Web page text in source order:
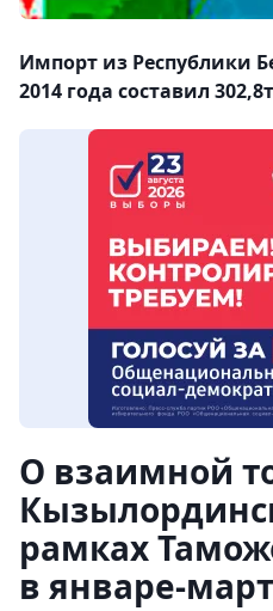
Импорт из Республики
2014 года составил
О взаимной
рамках
в январе-